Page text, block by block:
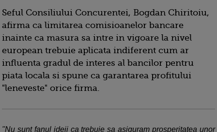
Seful Consiliului Concurentei, Bogdan Chiritoiu,
afirma ca limitarea comisioanelor bancare
inainte ca masura sa intre in vigoare la nivel
european trebuie aplicata indiferent cum ar
influenta gradul de interes al bancilor pentru
piata locala si spune ca garantarea profitului
"leneveste" orice firma.
"Nu sunt fanul ideii ca trebuie sa asiguram prosperitatea unor